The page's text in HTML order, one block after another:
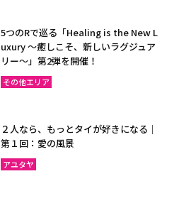
5つのRで巡る「Healing is the New L
uxury ～癒しこそ、新しいラグジュア
リー〜」第2弾を開催！
その他エリア
２人なら、もっとタイが好きになる｜
第１回：愛の風景
アユタヤ